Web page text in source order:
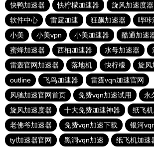
快鸭加速器
快柠檬加速器 旋风加速度器
软件中心
雷霆加速 狂飙加速器 哔咔
小美
小美vpn 小美加速器 酷通加速
蜜蜂加速器
西柚加速器 水母加速器
雷轰官网加速器
落地机 快柠檬
旋风
outline
飞鸟加速器
雷霆vqn加速官网
风驰加速官网首页
免费vqn加速试用
永
旋风加速度器
十大免费加速神器
纸飞
老佛爷加速器
免费vqn加速下载
银河
tyl加速器官网
黑洞vqn加速 纸飞机加速